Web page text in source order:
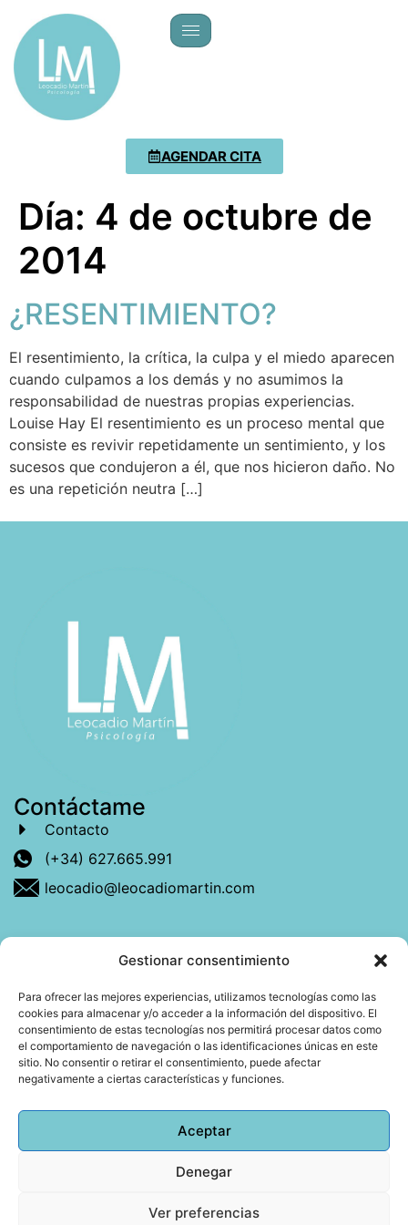
Gestionar consentimiento
Para ofrecer las mejores experiencias, utilizamos tecnologías como las
cookies para almacenar y/o acceder a la información del dispositivo. El
consentimiento de estas tecnologías nos permitirá procesar datos como
el comportamiento de navegación o las identificaciones únicas en este
sitio. No consentir o retirar el consentimiento, puede afectar
negativamente a ciertas características y funciones.
Aceptar
Denegar
Ver preferencias
AGENDAR CITA
Día: 4 de octubre de
2014
¿RESENTIMIENTO?
El resentimiento, la crítica, la culpa y el miedo aparecen
cuando culpamos a los demás y no asumimos la
responsabilidad de nuestras propias experiencias.
Louise Hay El resentimiento es un proceso mental que
consiste es revivir repetidamente un sentimiento, y los
sucesos que condujeron a él, que nos hicieron daño. No
es una repetición neutra […]
Contáctame
Contacto
(+34) 627.665.991
leocadio@leocadiomartin.com
Descubre más sobre mí
Mi libro: La felicidad: qué ayuda y qué no.
Blog: Reflexiones que conectan
Agendar cita
Leocadio Martín | DiseñoHuub World